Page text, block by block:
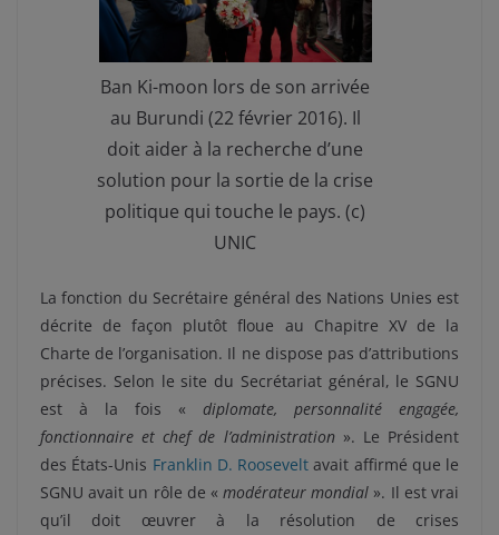
Ban Ki-moon lors de son arrivée
au Burundi (22 février 2016). Il
doit aider à la recherche d’une
solution pour la sortie de la crise
politique qui touche le pays. (c)
UNIC
La fonction du Secrétaire général des Nations Unies est
décrite de façon plutôt floue au Chapitre XV de la
Charte de l’organisation. Il ne dispose pas d’attributions
précises. Selon le site du Secrétariat général, le SGNU
est à la fois « diplomate, personnalité engagée,
fonctionnaire et chef de l’administration». Le Président
des États-Unis Franklin D. Roosevelt avait affirmé que le
SGNU avait un rôle de «modérateur mondial ». Il est vrai
qu’il doit œuvrer à la résolution de crises